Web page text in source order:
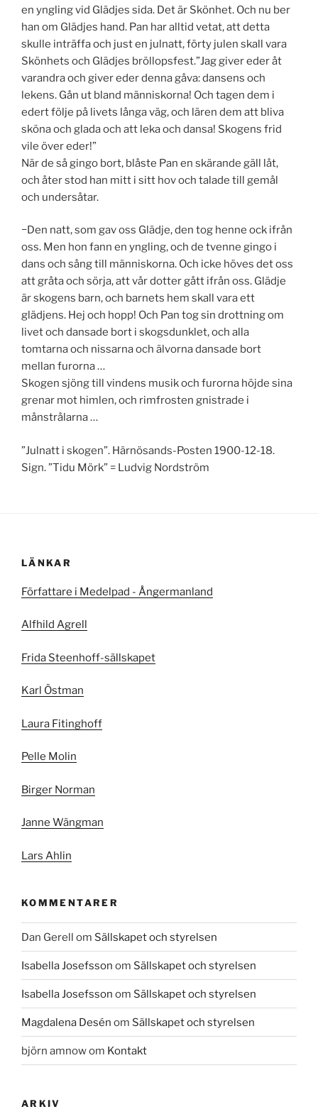
en yngling vid Glädjes sida. Det är Skönhet. Och nu ber
han om Glädjes hand. Pan har alltid vetat, att detta
skulle inträffa och just en julnatt, förty julen skall vara
Skönhets och Glädjes bröllopsfest.”Jag giver eder åt
varandra och giver eder denna gåva: dansens och
lekens. Gån ut bland människorna! Och tagen dem i
edert följe på livets långa väg, och lären dem att bliva
sköna och glada och att leka och dansa! Skogens frid
vile över eder!”
När de så gingo bort, blåste Pan en skärande gäll låt,
och åter stod han mitt i sitt hov och talade till gemål
och undersåtar.
−Den natt, som gav oss Glädje, den tog henne ock ifrån
oss. Men hon fann en yngling, och de tvenne gingo i
dans och sång till människorna. Och icke höves det oss
att gråta och sörja, att vår dotter gått ifrån oss. Glädje
är skogens barn, och barnets hem skall vara ett
glädjens. Hej och hopp! Och Pan tog sin drottning om
livet och dansade bort i skogsdunklet, och alla
tomtarna och nissarna och älvorna dansade bort
mellan furorna …
Skogen sjöng till vindens musik och furorna höjde sina
grenar mot himlen, och rimfrosten gnistrade i
månstrålarna …
”Julnatt i skogen”. Härnösands-Posten 1900-12-18.
Sign. ”Tidu Mörk” = Ludvig Nordström
LÄNKAR
Författare i Medelpad - Ångermanland
Alfhild Agrell
Frida Steenhoff-sällskapet
Karl Östman
Laura Fitinghoff
Pelle Molin
Birger Norman
Janne Wängman
Lars Ahlin
KOMMENTARER
Dan Gerell om Sällskapet och styrelsen
Isabella Josefsson om Sällskapet och styrelsen
Isabella Josefsson om Sällskapet och styrelsen
Magdalena Desén om Sällskapet och styrelsen
björn amnowom Kontakt
ARKIV